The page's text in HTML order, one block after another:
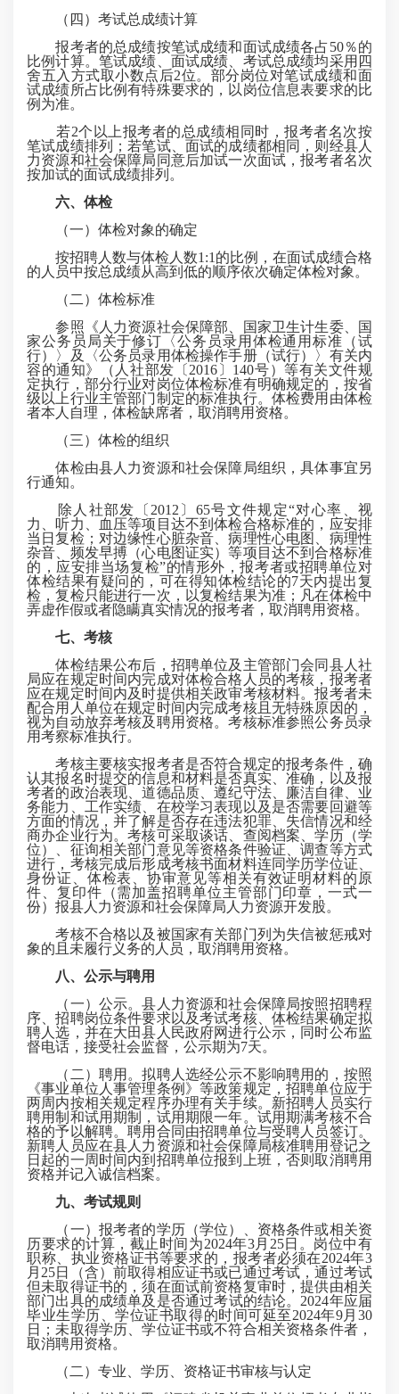
（四）考试总成绩计算
报考者的总成绩按笔试成绩和面试成绩各占50％的
比例计算。笔试成绩、面试成绩、考试总成绩均采用四
舍五入方式取小数点后2位。部分岗位对笔试成绩和面
试成绩所占比例有特殊要求的，以岗位信息表要求的比
例为准。
若2个以上报考者的总成绩相同时，报考者名次按
笔试成绩排列；若笔试、面试的成绩都相同，则经县人
力资源和社会保障局同意后加试一次面试，报考者名次
按加试的面试成绩排列。
六、体检
（一）体检对象的确定
按招聘人数与体检人数1:1的比例，在面试成绩合格
的人员中按总成绩从高到低的顺序依次确定体检对象。
（二）体检标准
参照《人力资源社会保障部、国家卫生计生委、国
家公务员局关于修订〈公务员录用体检通用标准（试
行）〉及〈公务员录用体检操作手册（试行）〉有关内
容的通知》（人社部发〔2016〕140号）等有关文件规
定执行，部分行业对岗位体检标准有明确规定的， 按省
级以上行业主管部门制定的标准执行。体检费用由体检
者本人自理，体检缺席者，取消聘用资格。
（三）体检的组织
体检由县人力资源和社会保障局组织，具体事宜另
行通知。
除人社部发〔2012〕65号文件规定“对心率、视
力、听力、血压等项目达不到体检合格标准的，应安排
当日复检；对边缘性心脏杂音、病理性心电图、病理性
杂音、频发早搏（心电图证实）等项目达不到合格标准
的，应安排当场复检”的情形外，报考者或招聘单位对
体检结果有疑问的，可在得知体检结论的7天内提出复
检，复检只能进行一次，以复检结果为准；凡在体检中
弄虚作假或者隐瞒真实情况的报考者，取消聘用资格。
七、考核
体检结果公布后，招聘单位及主管部门会同县人社
局应在规定时间内完成对体检合格人员的考核，报考者
应在规定时间内及时提供相关政审考核材料。报考者未
配合用人单位在规定时间内完成考核且无特殊原因的，
视为自动放弃考核及聘用资格。考核标准参照公务员录
用考察标准执行。
考核主要核实报考者是否符合规定的报考条件，确
认其报名时提交的信息和材料是否真实、准确，以及报
考者的政治表现、道德品质、遵纪守法、廉洁自律、业
务能力、工作实绩、在校学习表现以及是否需要回避等
方面的情况，并了解是否存在违法犯罪、失信情况和经
商办企业行为。考核可采取谈话、查阅档案、学历（学
位）、征询相关部门意见等资格条件验证、调查等方式
进行，考核完成后形成考核书面材料连同学历学位证、
身份证、体检表、协审意见等相关有效证明材料的原
件、复印件（需加盖招聘单位主管部门印章，一式一
份）报县人力资源和社会保障局人力资源开发股。
考核不合格以及被国家有关部门列为失信被惩戒对
象的且未履行义务的人员，取消聘用资格。
八、公示与聘用
（一）公示。县人力资源和社会保障局按照招聘程
序、招聘岗位条件要求以及考试考核、体检结果确定拟
聘人选，并在大田县人民政府网进行公示，同时公布监
督电话，接受社会监督，公示期为7天。
（二）聘用。拟聘人选经公示不影响聘用的，按照
《事业单位人事管理条例》等政策规定，招聘单位应于
两周内按相关规定程序办理有关手续。新招聘人员实行
聘用制和试用期制，试用期限一年。试用期满考核不合
格的予以解聘。聘用合同由招聘单位与受聘人员签订。
新聘人员应在县人力资源和社会保障局核准聘用登记之
日起的一周时间内到招聘单位报到上班，否则取消聘用
资格并记入诚信档案。
九、考试规则
（一）报考者的学历（学位）、资格条件或相关资
历要求的计算， 截止 时间为2024年3月25日。岗位中有
职称、执业资格证书等要求的，报考者必须在2024年3
月25日（含）前取得相应证书或已通过考试，通过考试
但未取得证书的，须在面试前资格复审时，提供由相关
部门出具的成绩单及是否通过考试的结论。2024年应届
毕业生学历、学位证书取得的时间可延至2024年9月30
日；未取得学历、学位证书或不符合相关资格条件者，
取消聘用资格。
（二）专业、学历、资格证书审核与认定